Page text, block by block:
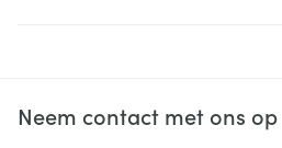
Neem contact met ons op